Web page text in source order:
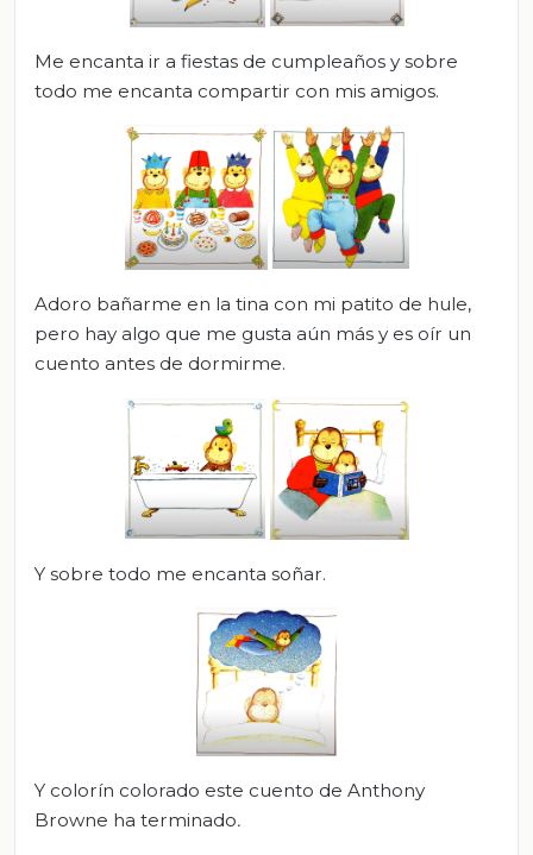
Me encanta ir a fiestas de cumpleaños y sobre
todo me encanta compartir con mis amigos.
Adoro bañarme en la tina con mi patito de hule,
pero hay algo que me gusta aún más y es oír un
cuento antes de dormirme.
Y sobre todo me encanta soñar.
Y colorín colorado este cuento de Anthony
Browne ha terminado.